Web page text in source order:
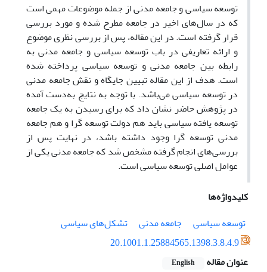
توسعه سیاسی و جامعه مدنی از جمله موضوعات مهمی است
که در سال‌های اخیر در جامعه مطرح شده و مورد بررسی
قرار گرفته است. در این مقاله، پس از بررسی نظری موضوع
و ارائه تعاریفی در باب توسعه سیاسی و جامعه مدنی به
رابطه بین جامعه مدنی و توسعه سیاسی پرداخته شده
است. هدف از این مقاله تبیین جایگاه و نقش جامعه مدنی
در توسعه سیاسی می‌باشد. با توجه به نتایج به‌دست آمده
در پژوهش حاضر نشان داد که برای رسیدن به یک جامعه
توسعه یافته سیاسی باید هم دولت توسعه گرا و هم جامعه
مدنی توسعه گرا وجود داشته باشد، در نهایت پس از
بررسی‌های انجام گرفته مشخص شد که جامعه مدنی یکی از
عوامل اصلی توسعه سیاسی است.
کلیدواژه‌ها
توسعه سیاسی
جامعه مدنی
تشکل‌های سیاسی
20.1001.1.25884565.1398.3.8.4.9
عنوان مقاله
English